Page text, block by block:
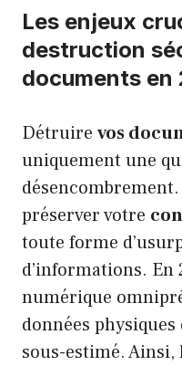
Les enjeux
destruction
documents en
Détruire vos
uniquement une
préserver votre
toute forme
d’informations. En
numérique
données
sous-estimé. Ainsi,